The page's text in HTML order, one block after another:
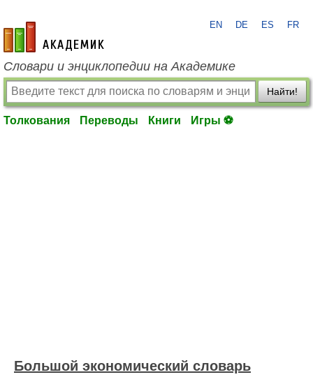
academic.ru
EN DE ES FR
Словари и энциклопедии на Академике
Найти!
Толкования Переводы Книги Игры ⚽
Большой экономический словарь